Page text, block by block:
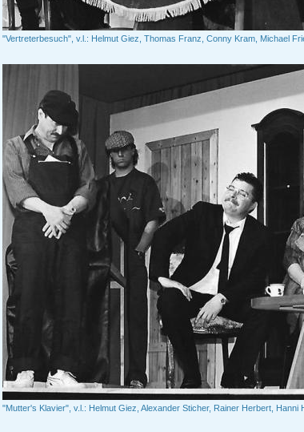
"Vertreterbesuch", v.l.: Helmut Giez, Thomas Franz, Conny Kram, Michael
"Mutter's Klavier", v.l.: Helmut Giez, Alexander Sticher, Rainer Herbert, Hanni